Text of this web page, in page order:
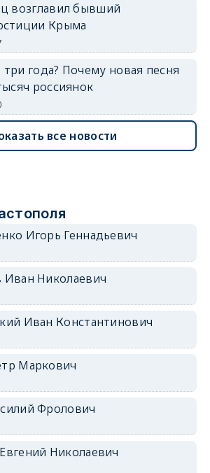
возглавил бывший
Крыма
года? Почему новая песня
россиянок
все новости
Игорь Геннадьевич
Иван Николаевич
Иван Константинович
Маркович
Фролович
Николаевич